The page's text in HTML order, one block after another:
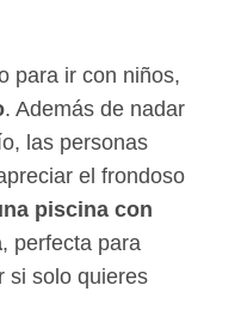
para ir con niños,
. Además de nadar
las personas
el frondoso
piscina con
, perfecta para
si solo quieres